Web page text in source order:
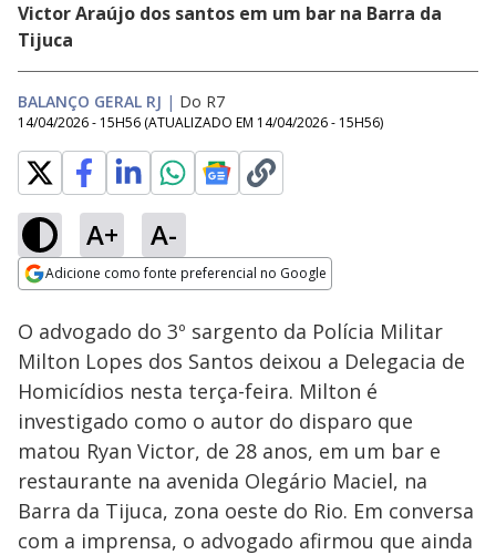
Victor Araújo dos santos em um bar na Barra da
Tijuca
BALANÇO GERAL RJ | Do R7
14/04/2026 - 15H56 (ATUALIZADO EM 14/04/2026 - 15H56)
A+ A-
Adicione como fonte preferencial no Google
Ativar
82.91%
O advogado do 3º sargento da Polícia Militar
Milton Lopes dos Santos deixou a Delegacia de
Homicídios nesta terça-feira. Milton é
investigado como o autor do disparo que
matou Ryan Victor, de 28 anos, em um bar e
restaurante na avenida Olegário Maciel, na
Barra da Tijuca, zona oeste do Rio. Em conversa
com a imprensa, o advogado afirmou que ainda